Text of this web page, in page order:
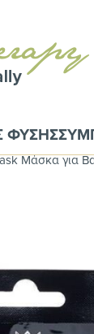
ΦΥΣΗΣ
Βιολογικα
Μάσκα για